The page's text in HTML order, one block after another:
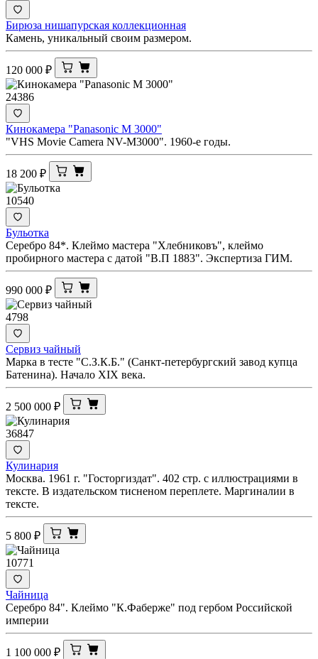
Бирюза нишапурская коллекционная
Камень, уникальный своим размером.
120 000 ₽
24386
Кинокамера "Panasonic M 3000"
"VHS Movie Camera NV-M3000". 1960-е годы.
18 200 ₽
10540
Бульотка
Серебро 84*. Клеймо мастера "Хлебниковъ", клеймо
пробирного мастера с датой "В.П 1883". Экспертиза ГИМ.
990 000 ₽
4798
Сервиз чайный
Марка в тесте "С.З.К.Б." (Санкт-петербургский завод купца
Батенина). Начало XIX века.
2 500 000 ₽
36847
Кулинария
Москва. 1961 г. "Госторгиздат". 402 стр. с иллюстрациями в
тексте. В издательском тисненом переплете. Маргиналии в
тексте.
5 800 ₽
10771
Чайница
Серебро 84". Клеймо "К.Фаберже" под гербом Российской
империи
1 100 000 ₽